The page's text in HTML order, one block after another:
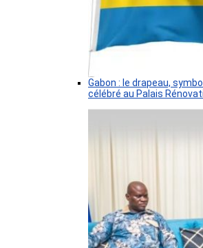
Gabon : le drapeau,
célébré au Palais